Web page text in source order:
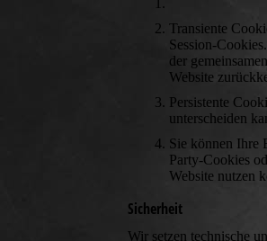
Transiente
Session-
der
Website
Persistente
unterscheiden
Sie können Ihre
Party-Cookies
Website nutzen
Sicherheit
Wir setzen technische